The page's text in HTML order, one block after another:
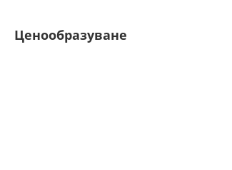
Ценообразуване